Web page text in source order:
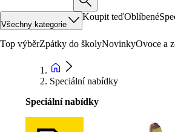
Všechny kategorie
Koupit teďOblíbené
Top výběrZpátky do školyNovinkyOvoce a
Speciální nabídky
Speciální nabídky